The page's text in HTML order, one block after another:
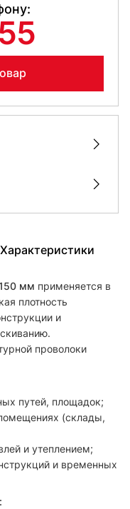
Характеристики
мм применяется в
плотность
и
проволоки
путей, площадок;
(склады,
и утеплением;
и временных